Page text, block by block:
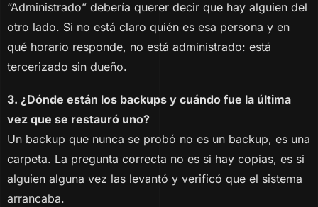
“Administrado” debería querer decir que hay alguien del
otro lado. Si no está claro quién es esa persona y en
qué horario responde, no está administrado: está
tercerizado sin dueño.
3. ¿Dónde están los backups y cuándo fue la última
vez que se restauró uno?
Un backup que nunca se probó no es un backup, es una
carpeta. La pregunta correcta no es si hay copias, es si
alguien alguna vez las levantó y verificó que el sistema
arrancaba.